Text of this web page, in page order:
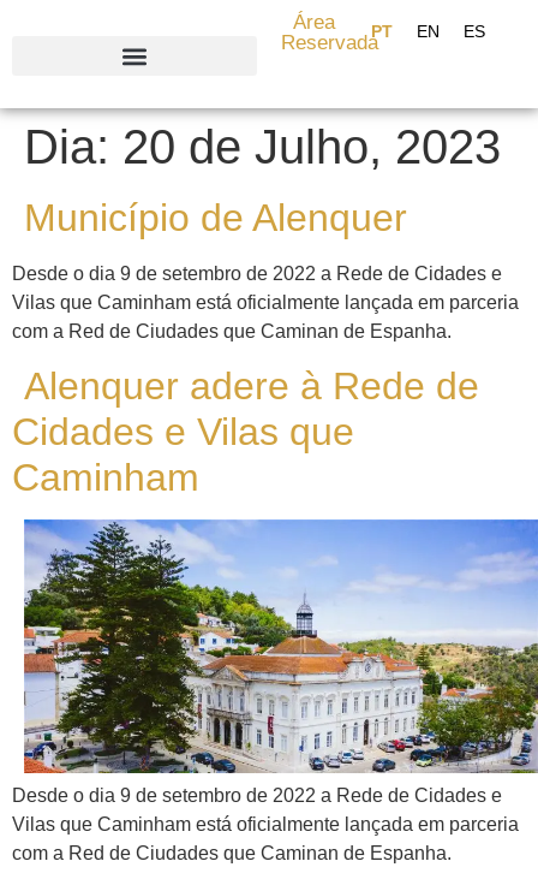
Área
Reservada
Dia: 20 de Julho, 2023
Município de Alenquer
Desde o dia 9 de setembro de 2022 a Rede de Cidades e
Vilas que Caminham está oficialmente lançada em parceria
com a Red de Ciudades que Caminan de Espanha.
Alenquer adere à Rede de
Cidades e Vilas que
Caminham
Desde o dia 9 de setembro de 2022 a Rede de Cidades e
Vilas que Caminham está oficialmente lançada em parceria
com a Red de Ciudades que Caminan de Espanha.